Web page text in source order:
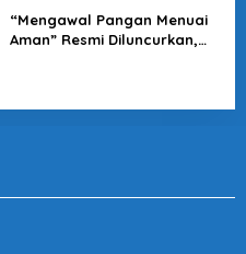
“Mengawal Pangan Menuai
Aman” Resmi Diluncurkan,